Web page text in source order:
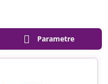
Parametre